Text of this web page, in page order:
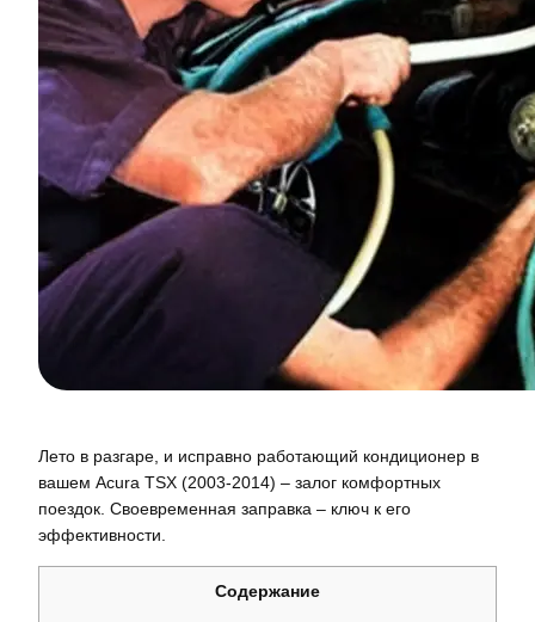
Лето в разгаре, и исправно работающий кондиционер в
вашем Acura TSX (2003-2014) – залог комфортных
поездок. Своевременная заправка – ключ к его
эффективности.
Содержание